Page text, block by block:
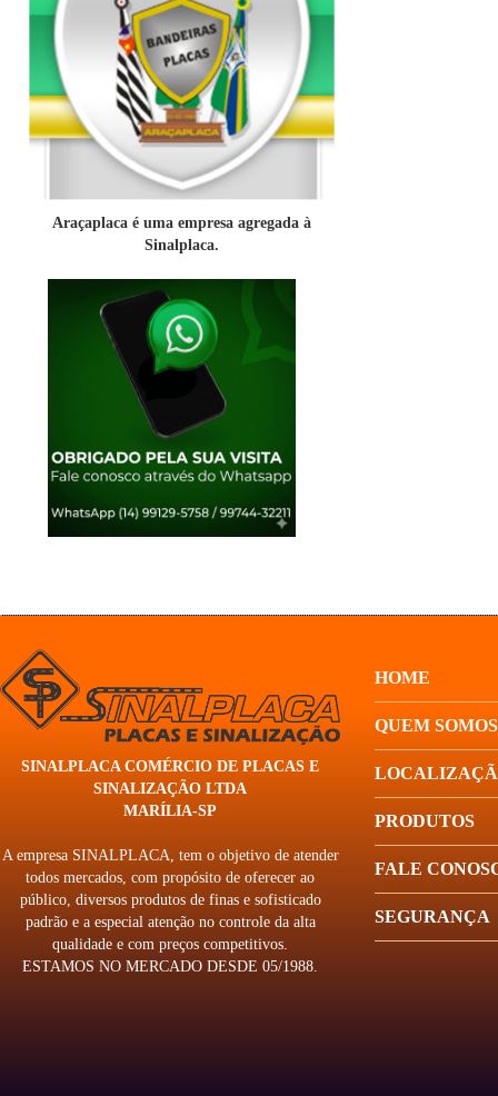
Araçaplaca é uma empresa agregada à
Sinalplaca.
SINALPLACA COMÉRCIO DE PLACAS E
SINALIZAÇÃO LTDA
MARÍLIA-SP
A empresa SINALPLACA, tem o objetivo de atender
todos mercados, com propósito de oferecer ao
público, diversos produtos de finas e sofisticado
padrão e a especial atenção no controle da alta
qualidade e com preços competitivos.
ESTAMOS NO MERCADO DESDE 05/1988.
HOME
QUEM SOMOS
PRODUTOS
FALE
SEGURANÇA